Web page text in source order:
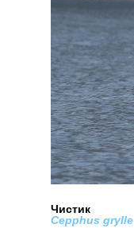
Чистик
Cepphus grylle